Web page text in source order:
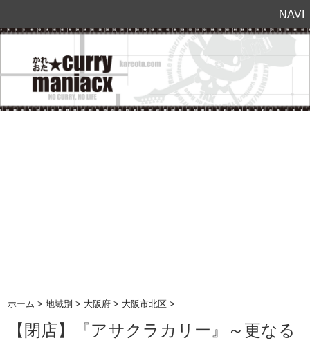
NAVI
ホーム >地域別 > 大阪府 > 大阪市北区 >
【閉店】『アサクラカリー』～更なる